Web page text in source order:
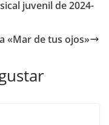
juvenil de 2024-
«Mar de tus ojos»